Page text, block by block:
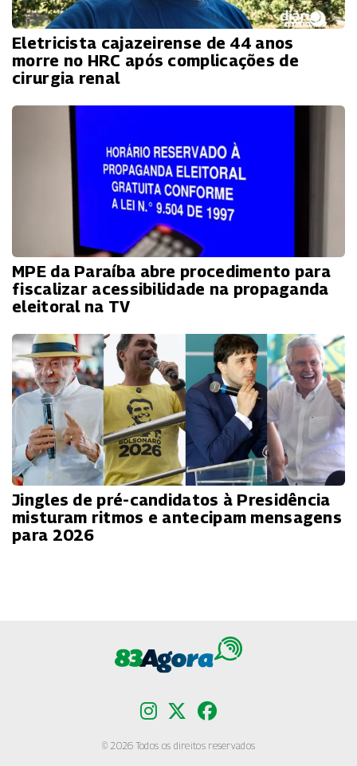
Eletricista cajazeirense de 44 anos
morre no HRC após complicações de
cirurgia renal
MPE da Paraíba abre procedimento para
fiscalizar acessibilidade na propaganda
eleitoral na TV
Jingles de pré-candidatos à Presidência
misturam ritmos e antecipam mensagens
para 2026
© 2026 Todos os direitos reservados